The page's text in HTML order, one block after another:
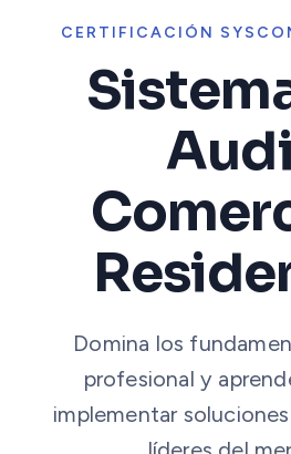
CERTIFICACIÓN
Domina los
profesional y
implementar